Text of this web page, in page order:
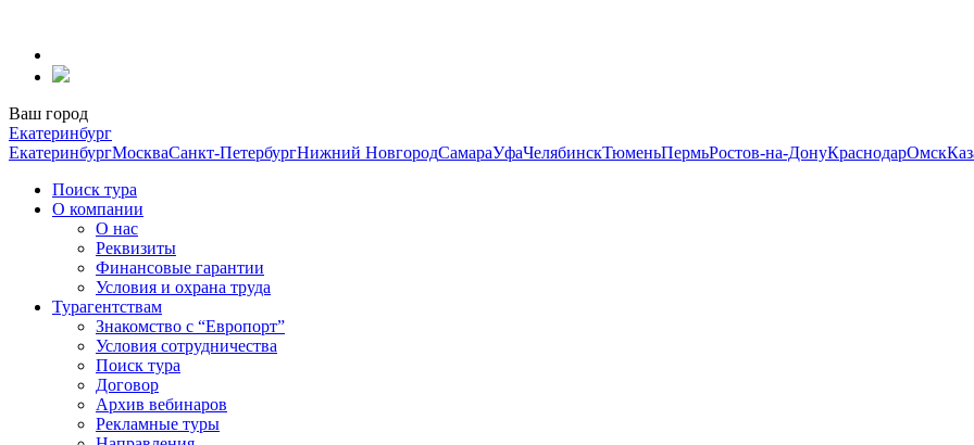
содержанию
Ваш город
Екатеринбург
ЕкатеринбургМоскваСанкт-ПетербургНижний НовгородСамараУфаЧелябинскТюменьПермьРостов-на-ДонуКраснодарОмск
Поиск тура
О компании
О нас
Реквизиты
Финансовые гарантии
Условия и охрана труда
Турагентствам
Знакомство с “Европорт”
Условия сотрудничества
Поиск тура
Договор
Архив вебинаров
Рекламные туры